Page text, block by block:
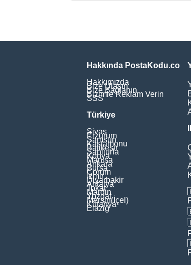
Hakkında PostaKodu.co
Hakkımızda
Bize Ulaşın
Bize Bağlanın
Bizimle Reklam Verin
SSS
Türkiye
Sivas
Erzurum
Samsun
Kastamonu
Balikesir
Şanliurfa
Konya
Manisa
Ankara
Bursa
Çorum
İzmir
Diyarbakir
Antalya
Tokat
Mardin
Yozgat
Mersin(İçel)
Kütahya
Elaziğ